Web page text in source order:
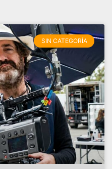
SIN CATEGORÍA